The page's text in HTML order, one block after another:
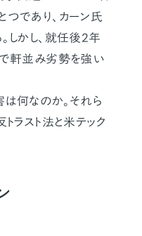
つであり、カーン氏
しかし、就任後2年
軒並み劣勢を強い
何なのか。それら
ラスト法と米テック